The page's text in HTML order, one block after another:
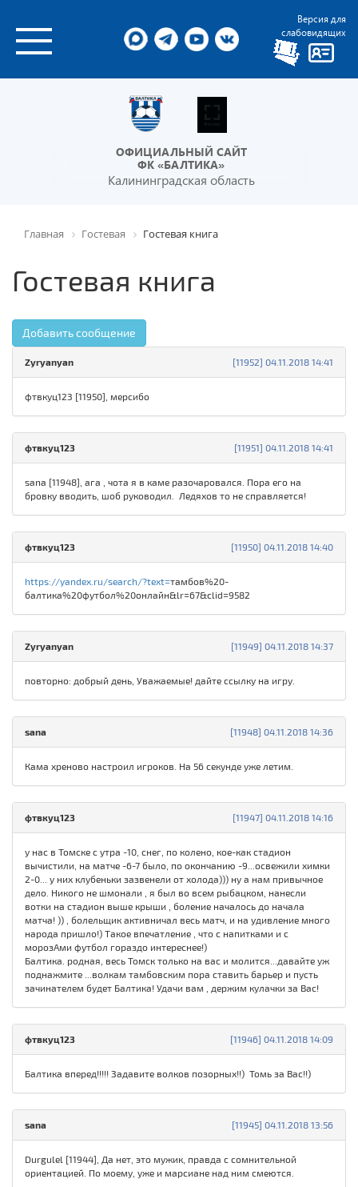
Версия для
слабовидящих
ОФИЦИАЛЬНЫЙ САЙТ
ФК «БАЛТИКА»
Калининградская область
Главная Гостевая Гостевая книга
Гостевая книга
Добавить сообщение
[11952] 04.11.2018 14:41
Zyryanyan
фтвкуц123 [11950], мерсибо
[11951] 04.11.2018 14:41
фтвкуц123
sana [11948], ага , чота я в каме разочаровался. Пора его на
бровку вводить, шоб руководил. Ледяхов то не справляется!
[11950] 04.11.2018 14:40
фтвкуц123
https://yandex.ru/search/?text=тамбов%20-
балтика%20футбол%20онлайн&lr=67&clid=9582
[11949] 04.11.2018 14:37
Zyryanyan
повторно: добрый день, Уважаемые! дайте ссылку на игру.
[11948] 04.11.2018 14:36
sana
Кама хреново настроил игроков. На 56 секунде уже летим.
[11947] 04.11.2018 14:16
фтвкуц123
у нас в Томске с утра -10, снег, по колено, кое-как стадион
вычистили, на матче -6-7 было, по окончанию -9...освежили химки
2-0... у них клубеньки зазвенели от холода))) ну а нам привычное
дело. Никого не шмонали , я был во всем рыбацком, нанесли
вотки на стадион выше крыши , боление началось до начала
матча! )) , болельщик активничал весь матч, и на удивление много
народа пришло!) Такое впечатление , что с напитками и с
морозАми футбол гораздо интереснее!)
Балтика. родная, весь Томск только на вас и молится...давайте уж
поднажмите ...волкам тамбовским пора ставить барьер и пусть
зачинателем будет Балтика! Удачи вам , держим кулачки за Вас!
[11946] 04.11.2018 14:09
фтвкуц123
Балтика вперед!!!!! Задавите волков позорных!!) Томь за Вас!!)
[11945] 04.11.2018 13:56
sana
Durgulel [11944], Да нет, это мужик, правда с сомнительной
ориентацией. По моему, уже и марсиане над ним смеются.